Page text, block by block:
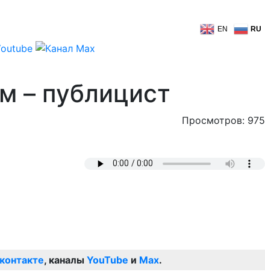
EN RU
– публицист
Просмотров: 975
, каналы YouTube и Max.